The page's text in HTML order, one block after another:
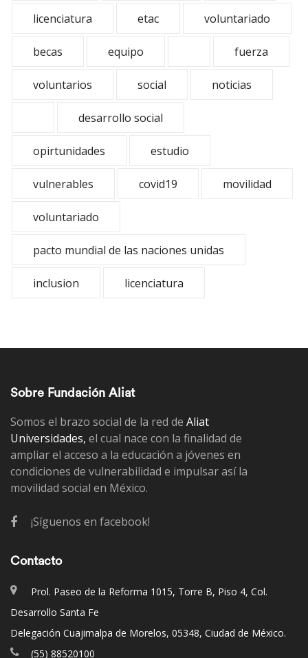
licenciatura etac voluntariado
becas equipo fuerza
voluntarios social noticias
desarrollo social
opirtunidades estudio
vulnerables covid19 movilidad
voluntariado
pacto mundial de las naciones unidas
inclusion licenciatura
Sobre Fundación Aliat
Somos el brazo social de la red de Aliat
Universidades, el cual nace con la finalidad de
ampliar el acceso a la educación a jóvenes en
condiciones de vulnerabilidad e impulsar así la
movilidad social en México.
¡Síguenos en facebook!
Contacto
Prol. Paseo de la Reforma 1015, Torre B, Piso 4, Col.
Desarrollo Santa Fe
Delegación Cuajimalpa de Morelos, 05348, Ciudad de México.
(55) 88520100